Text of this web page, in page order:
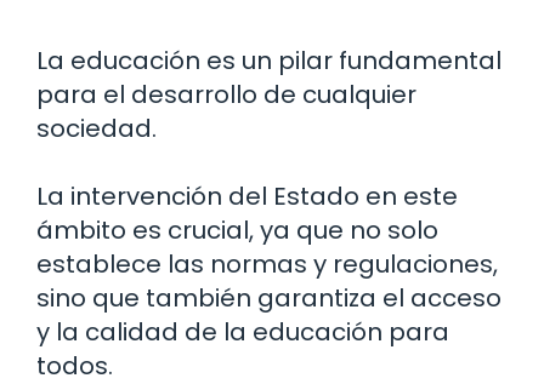
La educación es un pilar fundamental
para el desarrollo de cualquier
sociedad.
La intervención del Estado en este
ámbito es crucial, ya que no solo
establece las normas y regulaciones,
sino que también garantiza el acceso
y la calidad de la educación para
todos.